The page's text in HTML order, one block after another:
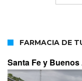
FARMACIA DE
Santa Fe y Buenos